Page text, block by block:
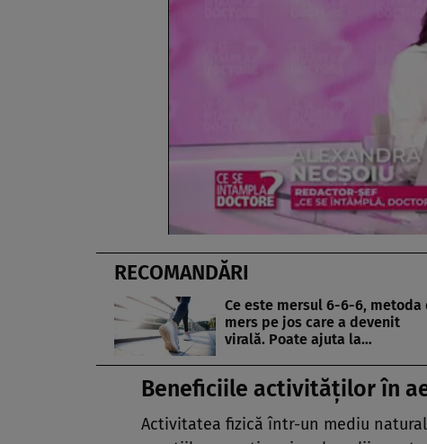
RECOMANDĂRI
Ce este mersul 6-6-6, metoda
mers pe jos care a devenit
virală. Poate ajuta la…
Beneficiile activităților în
Activitatea fizică într-un mediu